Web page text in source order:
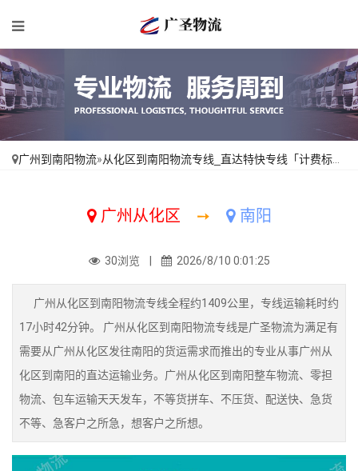
广州到南阳物流»从化区到南阳物流专线_直达特快专线「计费标准」
广州从化区 ➙ 南阳
30浏览 | 2026/8/10 0:01:25
广州从化区到南阳物流专线全程约1409公里，专线运输耗时约
17小时42分钟。 广州从化区到南阳物流专线是广圣物流为满足有
需要从广州从化区发往南阳的货运需求而推出的专业从事广州从
化区到南阳的直达运输业务。广州从化区到南阳整车物流、零担
物流、包车运输天天发车，不等货拼车、不压货、配送快、急货
不等、急客户之所急，想客户之所想。